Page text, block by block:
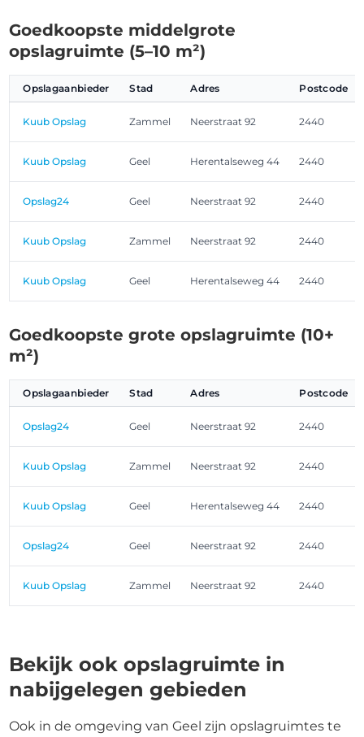
Goedkoopste middelgrote
opslagruimte (5–10 m²)
Opslagaanbieder Stad Adres Postcode
Kuub Opslag Zammel Neerstraat 92 2440
Kuub Opslag Geel Herentalseweg 44 2440
Opslag24 Geel Neerstraat 92 2440
Kuub Opslag Zammel Neerstraat 92 2440
Kuub Opslag Geel Herentalseweg 44 2440
Goedkoopste grote opslagruimte (10+
m²)
Opslagaanbieder Stad Adres Postcode
Opslag24 Geel Neerstraat 92 2440
Kuub Opslag Zammel Neerstraat 92 2440
Kuub Opslag Geel Herentalseweg 44 2440
Opslag24 Geel Neerstraat 92 2440
Kuub Opslag Zammel Neerstraat 92 2440
Bekijk ook opslagruimte in
nabijgelegen gebieden
Ook in de omgeving van Geel zijn opslagruimtes te